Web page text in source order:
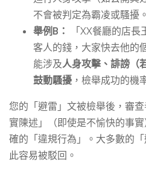
不會被判定為霸凌或騷擾。
舉例B：
「XX餐廳的店
客人的錢，大家快去他
能涉及人身攻擊、誹謗（
鼓動騷擾 ，檢舉成功的機
您的「避雷」文被檢舉後，審
實陳述」（即使是不愉快的事
確的「違規行為」。大多數的
此容易被駁回。